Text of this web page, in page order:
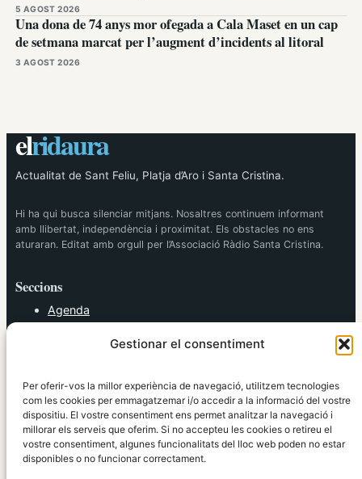
Gestionar el consentiment
Per oferir-vos la millor experiència de navegació, utilitzem tecnologies
com les cookies per emmagatzemar i/o accedir a la informació del vostre
dispositiu. El vostre consentiment ens permet analitzar la navegació i
millorar els serveis que oferim. Si no accepteu les cookies o retireu el
vostre consentiment, algunes funcionalitats del lloc web poden no estar
disponibles o no funcionar correctament.
5 AGOST 2026
Una dona de 74 anys mor ofegada a Cala Maset en un cap
de setmana marcat per l’augment d’incidents al litoral
3 AGOST 2026
elridaura
Actualitat de Sant Feliu, Platja d’Aro i Santa Cristina.
Hi ha qui busca silenciar mitjans. Nosaltres continuem informant
amb llibertat, independència i proximitat. Els obstacles no ens
aturaran. Editat amb orgull per l’Associació Ràdio Santa Cristina.
Seccions
Agenda
Política
Societat
Tendències
elRidaura.com